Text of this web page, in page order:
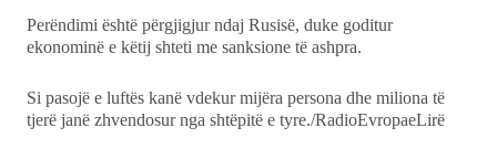
Perëndimi është përgjigjur ndaj Rusisë, duke goditur
ekonominë e këtij shteti me sanksione të ashpra.
Si pasojë e luftës kanë vdekur mijëra persona dhe miliona të
tjerë janë zhvendosur nga shtëpitë e tyre./RadioEvropaeLirë